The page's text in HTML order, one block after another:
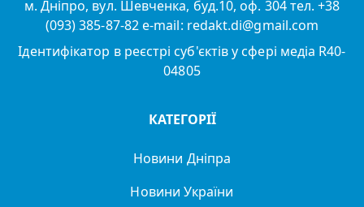
м. Дніпро, вул. Шевченка, буд.10, оф. 304 тел. +38
(093) 385-87-82 e-mail: redakt.di@gmail.com
Ідентифікатор в реєстрі суб'єктів у сфері медіа R40-
04805
КАТЕГОРІЇ
Новини Дніпра
Новини України